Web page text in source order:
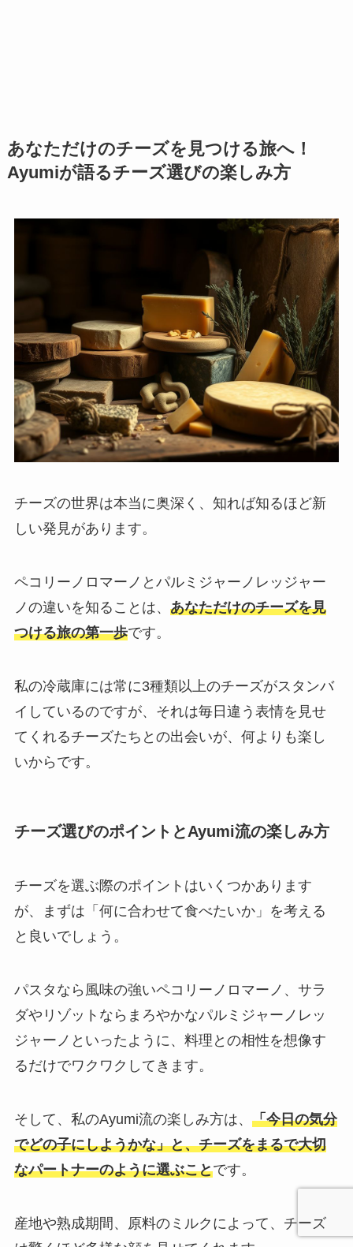
あなただけのチーズを見つける旅へ！
Ayumiが語るチーズ選びの楽しみ方
チーズの世界は本当に奥深く、知れば知るほど新
しい発見があります。
ペコリーノロマーノとパルミジャーノレッジャー
ノの違いを知ることは、 あなただけのチーズを見
つける旅の第一歩です。
私の冷蔵庫には常に3種類以上のチーズがスタンバ
イしているのですが、それは毎日違う表情を見せ
てくれるチーズたちとの出会いが、何よりも楽し
いからです。
チーズ選びのポイントとAyumi流の楽しみ方
チーズを選ぶ際のポイントはいくつかあります
が、まずは「何に合わせて食べたいか」を考える
と良いでしょう。
パスタなら風味の強いペコリーノロマーノ、サラ
ダやリゾットならまろやかなパルミジャーノレッ
ジャーノといったように、料理との相性を想像す
るだけでワクワクしてきます。
そして、私のAyumi流の楽しみ方は、 「今日の気分
でどの子にしようかな」と、チーズをまるで大切
なパートナーのように選ぶことです。
産地や熟成期間、原料のミルクによって、チーズ